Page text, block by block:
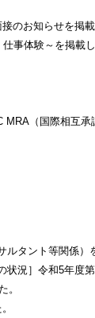
のお知らせを掲載
事体験～を掲載し
MRA（国際相互
タント等関係）
況］令和5年度
。